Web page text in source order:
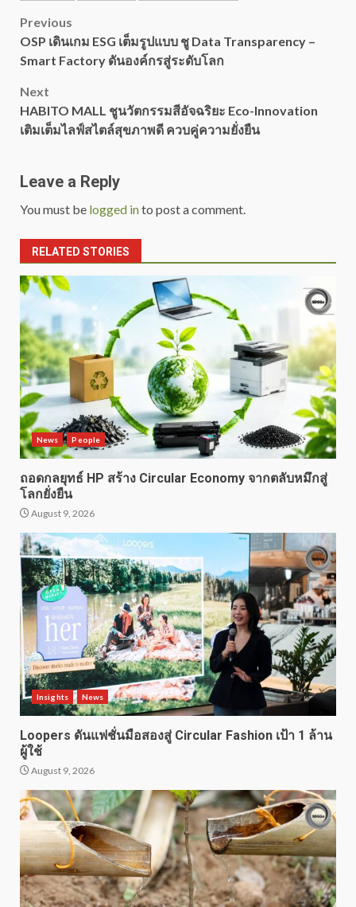
Post
navigation
Previous
OSP เดินเกม ESG เต็มรูปแบบ ชู Data Transparency –
Smart Factory ดันองค์กรสู่ระดับโลก
Next
HABITO MALL ชูนวัตกรรมสีอัจฉริยะ Eco-Innovation
เติมเต็มไลฟ์สไตล์สุขภาพดี ควบคู่ความยั่งยืน
Leave a Reply
You must be logged into post a comment.
RELATED STORIES
News People
ถอดกลยุทธ์ HP สร้าง Circular Economy จากตลับหมึกสู่
โลกยั่งยืน
August 9, 2026
Insights News
Loopers ดันแฟชั่นมือสองสู่ Circular Fashion เป้า 1 ล้าน
ผู้ใช้
August 9, 2026